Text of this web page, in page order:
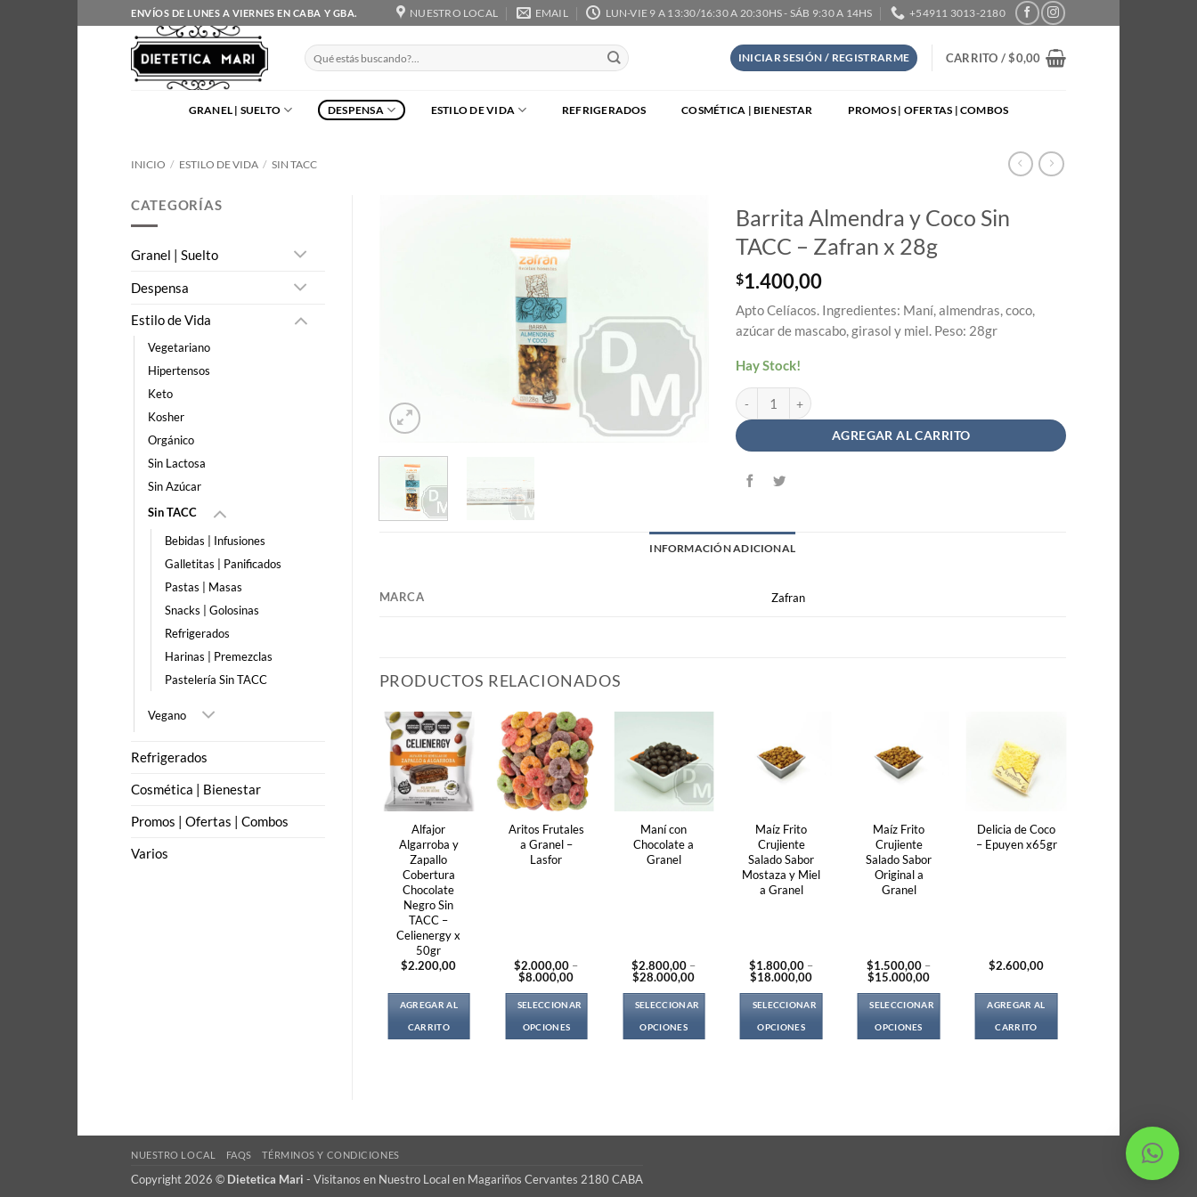
al
contenido
ENVÍOS DE LUNES A VIERNES EN CABA Y GBA. NUESTRO LOCAL EMAIL LUN-VIE 9 A 13:30/16:30 A 20:30HS - SÁB 9:30 A 14HS +54911 3013-2180
Buscar
por:
INICIAR SESIÓN / REGISTRARME CARRITO /$0,00
GRANEL | SUELTO DESPENSA ESTILO DE VIDA REFRIGERADOS COSMÉTICA | BIENESTAR PROMOS | OFERTAS | COMBOS
INICIO / ESTILO DE VIDA / SIN TACC
CATEGORÍAS
Granel | Suelto
Despensa
Estilo de Vida
Vegetariano
Hipertensos
Keto
Kosher
Orgánico
Sin Lactosa
Sin Azúcar
Sin TACC
Bebidas | Infusiones
Galletitas | Panificados
Pastas | Masas
Snacks | Golosinas
Refrigerados
Harinas | Premezclas
Pastelería Sin TACC
Vegano
Refrigerados
Cosmética | Bienestar
Promos | Ofertas | Combos
Varios
Barrita Almendra y Coco Sin
TACC – Zafran x 28g
$1.400,00
Apto Celíacos. Ingredientes: Maní, almendras, coco,
azúcar de mascabo, girasol y miel. Peso: 28gr
Hay Stock!
Barrita Almendra y Coco Sin TACC - Zafran x 28g cantidad
AGREGAR AL CARRITO
INFORMACIÓN ADICIONAL
MARCA Zafran
PRODUCTOS RELACIONADOS
Alfajor
Algarroba y
Zapallo
Cobertura
Chocolate
Negro Sin
TACC –
Celienergy x
50gr
$2.200,00
AGREGAR AL
CARRITO
Aritos Frutales
a Granel –
Lasfor
$2.000,00 –
$8.000,00Price
$2.000,00
through
SELECCIONAR
OPCIONES
The
may
Maní con
Chocolate a
Granel
$2.800,00 –
$28.000,00Price
$2.800,00
through
SELECCIONAR
OPCIONES
The
Maíz Frito
Crujiente
Salado Sabor
Mostaza y Miel
a Granel
$1.800,00 –
$18.000,00Price
$1.800,00
through
SELECCIONAR
OPCIONES
The
Maíz Frito
Crujiente
Salado Sabor
Original a
Granel
$1.500,00 –
$15.000,00Price
$1.500,00
through
SELECCIONAR
OPCIONES
The
Delicia de Coco
– Epuyen x65gr
$2.600,00
AGREGAR AL
CARRITO
NUESTRO LOCAL FAQS TÉRMINOS Y CONDICIONES
Copyright 2026 © Dietetica Mari - Visitanos en Nuestro Local en Magariños Cervantes 2180 CABA